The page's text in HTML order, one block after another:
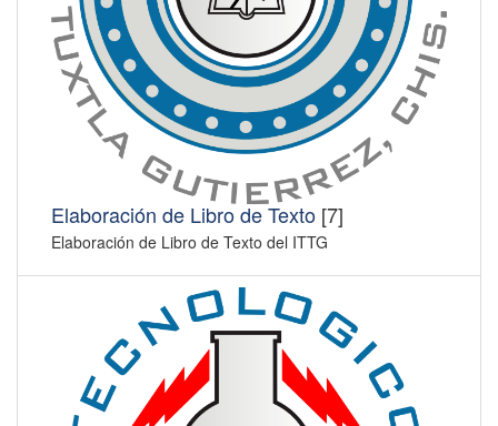
Elaboración de Libro de Texto [7]
Elaboración de Libro de Texto del ITTG